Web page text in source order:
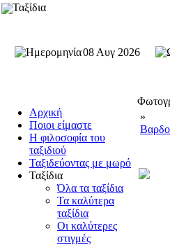
Ταξίδια
08 Αυγ 2026
Αρχική
Ποιοι είμαστε
Η φιλοσοφία του
ταξιδιού
Ταξιδεύοντας με μωρό
Ταξίδια
Όλα τα ταξίδια
Τα καλύτερα
ταξίδια
Οι καλύτερες
στιγμές
»